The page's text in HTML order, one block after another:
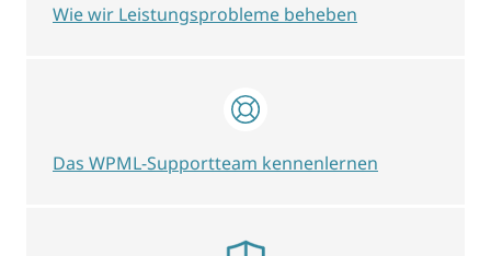
Wie wir Leistungsprobleme beheben
Das WPML-Supportteam kennenlernen